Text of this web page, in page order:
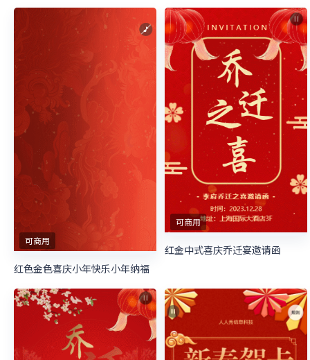
可商用
红色金色喜庆小年快乐小年纳福
可商用
红金中式喜庆乔迁宴邀请函